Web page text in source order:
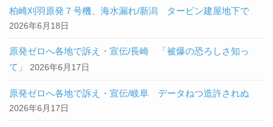
柏崎刈羽原発７号機、海水漏れ/新潟 タービン建屋地下で
2026年6月18日
原発ゼロへ各地で訴え・宣伝/長崎 「被爆の恐ろしさ知っ
て」
2026年6月17日
原発ゼロへ各地で訴え・宣伝/岐阜 データねつ造許されぬ
2026年6月17日